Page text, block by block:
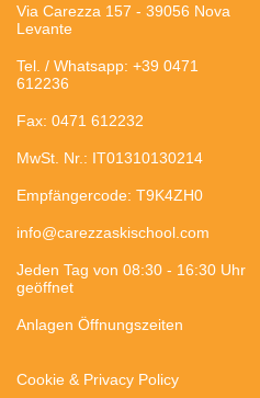
Via Carezza 157 - 39056 Nova
Levante
Tel. / Whatsapp: +39 0471
612236
Fax: 0471 612232
MwSt. Nr.: IT01310130214
Empfängercode: T9K4ZH0
info@carezzaskischool.com
Jeden Tag von 08:30 - 16:30 Uhr
geöffnet
Anlagen Öffnungszeiten
Cookie & Privacy Policy